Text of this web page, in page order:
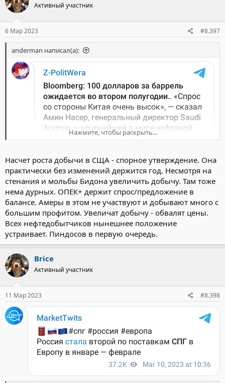
Активный участник
6 Мар 2023 #8.397
anderman написал(а):
Нажмите, чтобы раскрыть...
Насчет роста добычи в СЩА - спорное утверждение. Она
практически без изменений держится год. Несмотря на
стенания и мольбы Бидона увеличить добычу. Там тоже
нема дурных. ОПЕК+ держит спрос/предложение в
балансе. Амеры в этом не участвуют и добывают много с
большим профитом. Увеличат добычу - обвалят цены.
Всех нефтедобытчиков нынешнее положение
устраивает. Пиндосов в первую очередь.
Brice
Активный участник
11 Мар 2023 #8.398